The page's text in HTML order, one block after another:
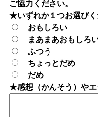
ご協力ください。
★いずれか１つお選びく
おもしろい
まあまあおもしろ
ふつう
ちょっとだめ
だめ
★感想（かんそう）やエ